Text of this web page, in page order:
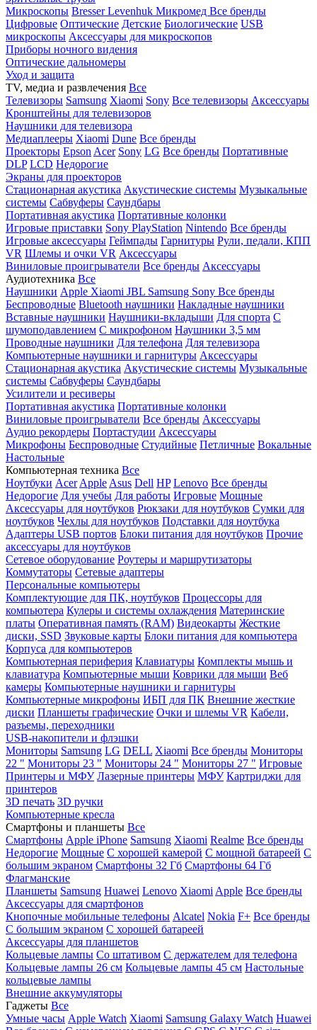
Микроскопы BresserLevenhuk Микромед Все бренды
Цифровые Оптические Детские Биологические USB
микроскопы Аксессуары для микроскопов
Приборы ночного видения
Оптические дальномеры
Уход и защита
TV, медиа и развлечения Все
Телевизоры Samsung Xiaomi Sony Все телевизоры Аксессуары
Кронштейны для телевизоров
Наушники для телевизора
Медиаплееры Xiaomi Dune Все бренды
Проекторы Epson Acer Sony LG Все бренды Портативные
DLP LCD Недорогие
Экраны для проекторов
Стационарная акустика Акустические системы Музыкальные
системы Сабвуферы Саундбары
Портативная акустика Портативные колонки
Игровые приставки Sony PlayStation Nintendo Все бренды
Игровые аксессуары Геймпады Гарнитуры Рули, педали, КПП
VR Шлемы и очки VR Аксессуары
Виниловые проигрыватели Все бренды Аксессуары
Аудиотехника Все
Наушники Apple Xiaomi JBL Samsung Sony Все бренды
Беспроводные Bluetooth наушники Накладные наушники
Вставные наушники Наушники-вкладыши Для спорта С
шумоподавлением С микрофоном Наушники 3,5 мм
Проводные наушники Для телефона Для телевизора
Компьютерные наушники и гарнитуры Аксессуары
Стационарная акустика Акустические системы Музыкальные
системы Сабвуферы Саундбары
Усилители и ресиверы
Портативная акустика Портативные колонки
Виниловые проигрыватели Все бренды Аксессуары
Аудио рекордеры Портастудии Аксессуары
Микрофоны Беспроводные Студийные Петличные Вокальные
Настольные
Компьютерная техника Все
Ноутбуки Acer Apple Asus Dell HP Lenovo Все бренды
Недорогие Для учебы Для работы Игровые Мощные
Аксессуары для ноутбуков Рюкзаки для ноутбуков Сумки для
ноутбуков Чехлы для ноутбуков Подставки для ноутбука
Адаптеры USB портов Блоки питания для ноутбуков Прочие
аксессуары для ноутбуков
Сетевое оборудование Роутеры и маршрутизаторы
Коммутаторы Сетевые адаптеры
Персональные компьютеры
Комплектующие для ПК, ноутбуков Процессоры для
компьютера Кулеры и системы охлаждения Материнские
платы Оперативная память (RAM) Видеокарты Жесткие
диски, SSD Звуковые карты Блоки питания для компьютера
Корпуса для компьютеров
Компьютерная периферия Клавиатуры Комплекты мышь и
клавиатура Компьютерные мыши Коврики для мыши Веб
камеры Компьютерные наушники и гарнитуры
Компьютерные микрофоны ИБП для ПК Внешние жесткие
диски Планшеты графические Очки и шлемы VR Кабели,
разъемы, переходники
USB-накопители и флэшки
Мониторы Samsung LG DELL Xiaomi Все бренды Мониторы
22 " Мониторы 23 " Мониторы 24 " Мониторы 27 " Игровые
Принтеры и МФУ Лазерные принтеры МФУ Картриджи для
принтеров
3D печать 3D ручки
Компьютерные кресла
Смартфоны и планшеты Все
Смартфоны Apple iPhone Samsung Xiaomi Realme Все бренды
Недорогие Мощные С хорошей камерой С мощной батареей С
большим экраном Смартфоны 32 Гб Смартфоны 64 Гб
Флагманские
Планшеты Samsung Huawei Lenovo Xiaomi Apple Все бренды
Аксессуары для смартфонов
Кнопочные мобильные телефоны Alcatel Nokia F+ Все бренды
С большим экраном С хорошей батареей
Аксессуары для планшетов
Кольцевые лампы Со штативом C держателем для телефона
Кольцевые лампы 26 см Кольцевые лампы 45 см Настольные
кольцевые лампы
Внешние аккумуляторы
Гаджеты Все
Умные часы Apple Watch Xiaomi Samsung Galaxy Watch Huawei